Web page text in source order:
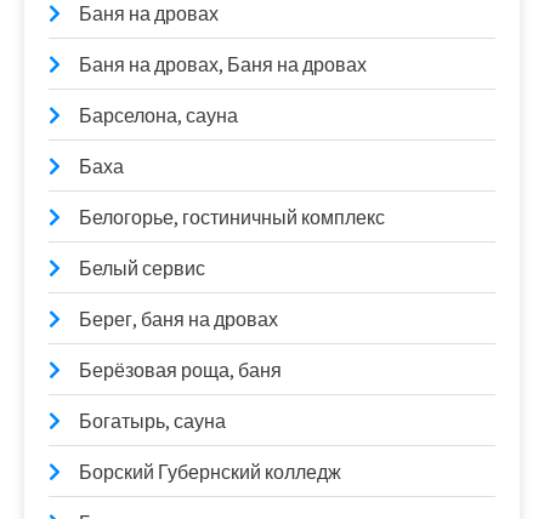
Баня на дровах
Баня на дровах, Баня на дровах
Барселона, сауна
Баха
Белогорье, гостиничный комплекс
Белый сервис
Берег, баня на дровах
Берёзовая роща, баня
Богатырь, сауна
Борский Губернский колледж